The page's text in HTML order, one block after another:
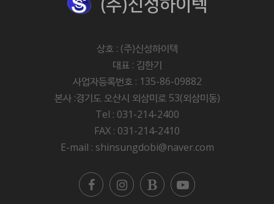
(주)신성하이텍
상호 : (주)신성하이텍
대표 : 김한기
사업자등록번호 : 135-86-09882
본사 :경기도 오산시 외삼미로 53(외삼미동)
Tel : 031-214-2400
FAX : 031-214-2410
E-mail : shinsungdobi@naver.com